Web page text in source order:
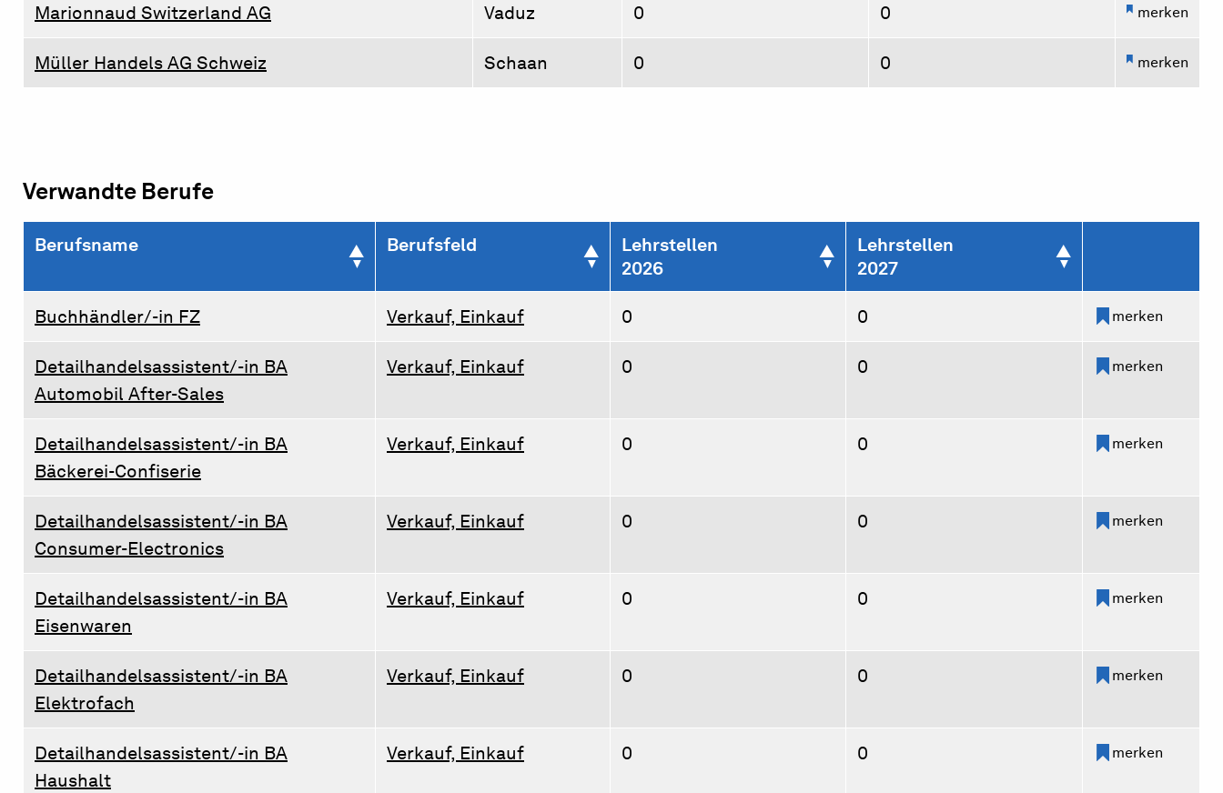
Marionnaud Switzerland AG Vaduz 0 0 merken
Müller Handels AG Schweiz Schaan 0 0 merken
Verwandte Berufe
Berufsname Berufsfeld
Lehrstellen
2026
Lehrstellen
2027
Buchhändler/-in FZ Verkauf, Einkauf 0 0 merken
Detailhandelsassistent/-in BA
Automobil After-Sales
Verkauf, Einkauf 0 0 merken
Detailhandelsassistent/-in BA
Bäckerei-Confiserie
Verkauf, Einkauf 0 0 merken
Detailhandelsassistent/-in BA
Consumer-Electronics
Verkauf, Einkauf 0 0 merken
Detailhandelsassistent/-in BA
Eisenwaren
Verkauf, Einkauf 0 0 merken
Detailhandelsassistent/-in BA
Elektrofach
Verkauf, Einkauf 0 0 merken
Detailhandelsassistent/-in BA
Haushalt
Verkauf, Einkauf 0 0 merken